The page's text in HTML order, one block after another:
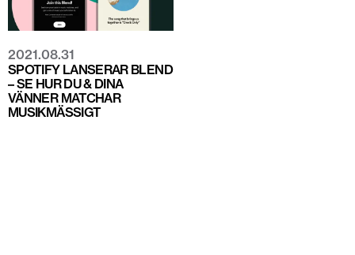
2021.08.31
SPOTIFY LANSERAR BLEND
– SE HUR DU & DINA
VÄNNER MATCHAR
MUSIKMÄSSIGT